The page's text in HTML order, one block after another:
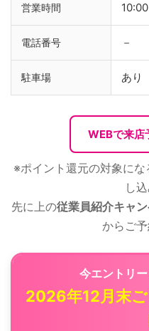
営業時間
電話番号 －
駐車場 あり
WEBで来店
※ポイント還元の対象にな
し
先に上の従業員紹介キャ
からご予
今エントリ
2026年12月末